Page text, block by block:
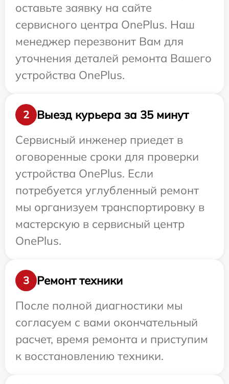
оставьте заявку на сайте
сервисного центра OnePlus. Наш
менеджер перезвонит Вам для
уточнения деталей ремонта Вашего
устройства OnePlus.
2
Выезд курьера за 35 минут
Сервисный инженер приедет в
оговоренные сроки для проверки
устройства OnePlus. Если
потребуется углубленный ремонт
мы организуем транспортировку в
мастерскую в сервисный центр
OnePlus.
3
Ремонт техники
После полной диагностики мы
согласуем с вами окончательный
расчет, время ремонта и приступим
к восстановлению техники.